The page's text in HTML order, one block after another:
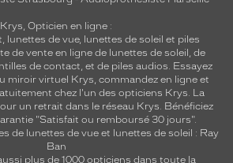
Krys, Opticien en ligne :
, lunettes de vue, lunettes de soleil et piles
de vente en ligne de lunettes de soleil, de
de contact, et de piles audios. Essayez
miroir virtuel Krys, commandez en ligne et
chez l'un des opticiens Krys. La
un retrait dans le réseau Krys. Bénéficiez
"Satisfait ou remboursé 30 jours".
de lunettes de vue et lunettes de soleil : Ray
Ban
plus de 1000 opticiens dans toute la